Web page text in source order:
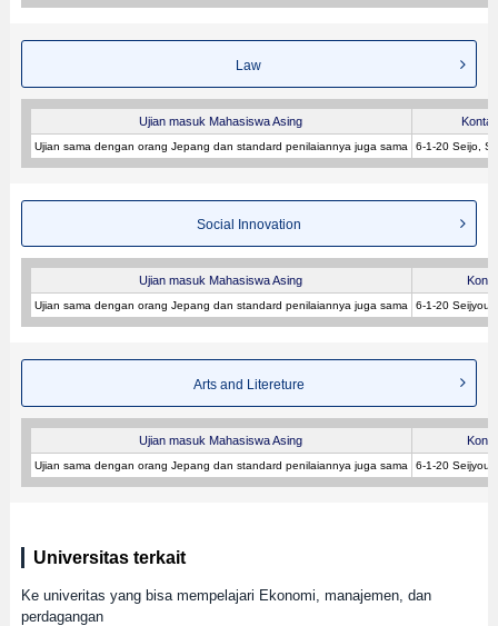
Law
Ujian masuk Mahasiswa Asing
Ujian sama dengan orang Jepang dan standard penilaiannya juga sama 6-1-20 Seijo,
Social Innovation
Ujian masuk Mahasiswa Asing
Ujian sama dengan orang Jepang dan standard penilaiannya juga sama 6-1-20 Seijyou,
Arts and Litereture
Ujian masuk Mahasiswa Asing
Ujian sama dengan orang Jepang dan standard penilaiannya juga sama 6-1-20 Seijyou,
Universitas terkait
Ke univeritas yang bisa mempelajari Ekonomi, manajemen, dan
perdagangan